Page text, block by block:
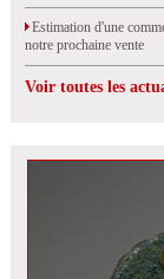
Estimation d'une
notre prochaine vente
Voir toutes les